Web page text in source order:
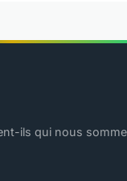
ils qui nous